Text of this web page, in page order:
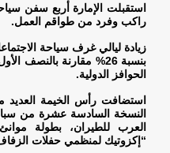
راكب وفرد من طواقم العمل.
زيادة ليالي غرف سياحة
الحوافز الدولية.
استضافت رأس الخيمة العديد
النسخة السادسة عشرة من
العرب للطيران، بطولة
“إكزوتيك لمنظمي حفلات